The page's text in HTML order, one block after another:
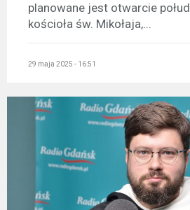
planowane jest otwarcie
kościoła św. Mikołaja,...
29 maja 2025 - 16:51